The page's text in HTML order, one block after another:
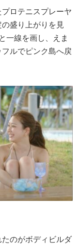
ロテニスプレーヤ
盛り上がりを見
一線を画し、えま
ルでピンク島へ戻
のがボディビルダ